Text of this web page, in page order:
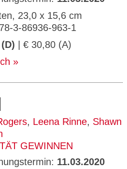
23,0 x 15,6 cm
3-86936-963-1
| € 30,80 (A)
, Leena Rinne, Shawn
GEWINNEN
11.03.2020